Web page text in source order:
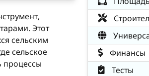
Этот
сельским
сельское
процессы
Финансы
Тесты